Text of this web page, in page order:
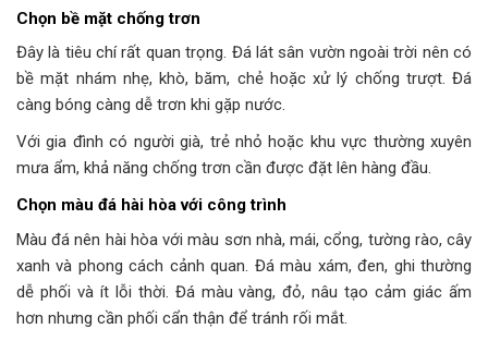
Chọn bề mặt chống trơn
Đây là tiêu chí rất quan trọng. Đá lát sân vườn ngoài trời nên có
bề mặt nhám nhẹ, khò, băm, chẻ hoặc xử lý chống trượt. Đá
càng bóng càng dễ trơn khi gặp nước.
Với gia đình có người già, trẻ nhỏ hoặc khu vực thường xuyên
mưa ẩm, khả năng chống trơn cần được đặt lên hàng đầu.
Chọn màu đá hài hòa với công trình
Màu đá nên hài hòa với màu sơn nhà, mái, cổng, tường rào, cây
xanh và phong cách cảnh quan. Đá màu xám, đen, ghi thường
dễ phối và ít lỗi thời. Đá màu vàng, đỏ, nâu tạo cảm giác ấm
hơn nhưng cần phối cẩn thận để tránh rối mắt.